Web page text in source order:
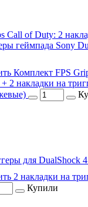
Call of Duty: 2
геймпада Sony
Комплект FPS
2 накладки на
для DualShock
2 накладки на
Купили